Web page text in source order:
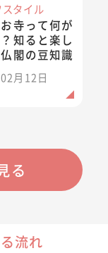
タイル
寺って何が
知ると楽し
閣の豆知識
月12日
る
流れ